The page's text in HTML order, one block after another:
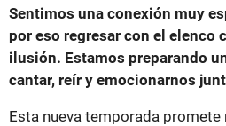
Sentimos una conexión muy
por eso regresar con el elenco
ilusión. Estamos preparando
cantar, reír y emocionarnos
Esta nueva temporada promete